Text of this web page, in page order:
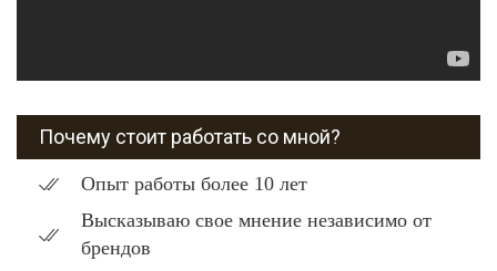
Почему стоит работать со мной?
Опыт работы более 10 лет
Высказываю свое мнение независимо от
брендов